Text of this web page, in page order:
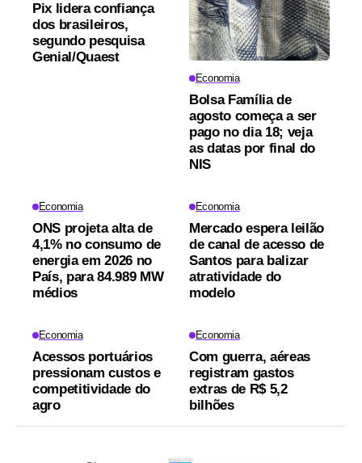
Pix lidera confiança
dos brasileiros,
segundo pesquisa
Genial/Quaest
Economia
Bolsa Família de
agosto começa a ser
pago no dia 18; veja
as datas por final do
NIS
Economia
ONS projeta alta de
4,1% no consumo de
energia em 2026 no
País, para 84.989 MW
médios
Economia
Mercado espera leilão
de canal de acesso de
Santos para balizar
atratividade do
modelo
Economia
Acessos portuários
pressionam custos e
competitividade do
agro
Economia
Com guerra, aéreas
registram gastos
extras de R$ 5,2
bilhões